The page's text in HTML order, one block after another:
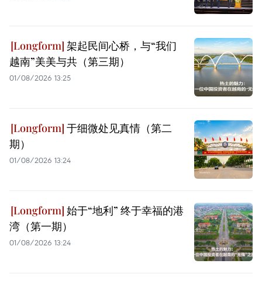
架起民间心桥，与“我们
越南”美美与共（第三期）
01/08/2026 13:25
于细微处见真情（第二
期）
01/08/2026 13:24
始于“地利” 终于幸福的港
湾（第一期）
01/08/2026 13:24